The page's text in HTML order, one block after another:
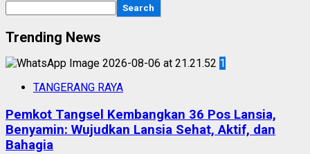
Search
Trending News
1
TANGERANG RAYA
Pemkot Tangsel Kembangkan 36 Pos Lansia,
Benyamin: Wujudkan Lansia Sehat, Aktif, dan
Bahagia